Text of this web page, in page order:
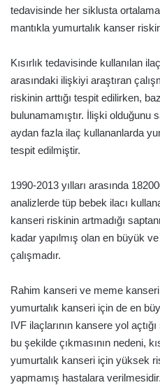
tedavisinde her siklusta
mantıkla yumurtalık kanser
Kısırlık tedavisinde kullanılan
arasındaki ilişkiyi araştıran
riskinin arttığı tespit edilirken,
bulunamamıştır. İlişki olduğunu
aydan fazla ilaç kullananlarda
tespit edilmiştir.
1990-2013 yılları arasında
analizlerde tüp bebek ilacı
kanseri riskinin artmadığı
kadar yapılmış olan en büyük
çalışmadır.
Rahim kanseri ve meme
yumurtalık kanseri için de en
IVF ilaçlarının kansere yol
bu şekilde çıkmasının nedeni,
yumurtalık kanseri için yüksek
yapmamış hastalara verilmesidir.